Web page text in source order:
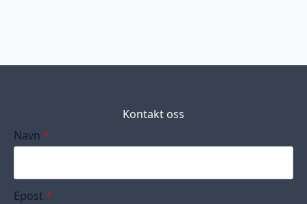
Kontakt oss
Navn *
Epost *